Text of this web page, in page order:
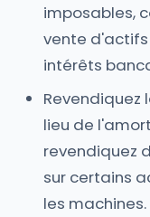
imposables,
vente
intérêts
Revendiquez
lieu de
revendiquez
sur certains
les machines.